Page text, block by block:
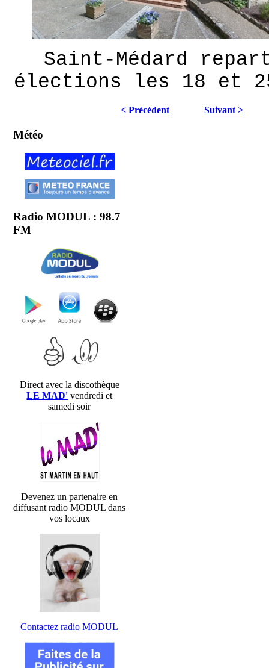
Saint-Médard
élections les 18 et
< Précédent Suivant >
Météo
Radio MODUL : 98.7
FM
Direct avec la discothèque
LE MAD' vendredi et
samedi soir
Devenez un partenaire en
diffusant radio MODUL dans
vos locaux
Contactez radio MODUL